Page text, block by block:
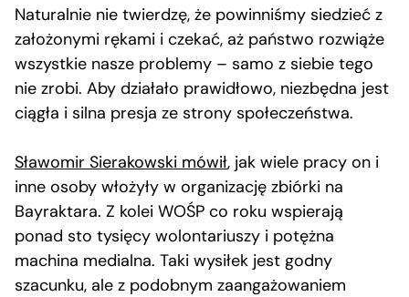
Naturalnie nie twierdzę, że powinniśmy siedzieć z
założonymi rękami i czekać, aż państwo rozwiąże
wszystkie nasze problemy – samo z siebie tego
nie zrobi. Aby działało prawidłowo, niezbędna jest
ciągła i silna presja ze strony społeczeństwa.
Sławomir Sierakowski mówił, jak wiele pracy on i
inne osoby włożyły w organizację zbiórki na
Bayraktara. Z kolei WOŚP co roku wspierają
ponad sto tysięcy wolontariuszy i potężna
machina medialna. Taki wysiłek jest godny
szacunku, ale z podobnym zaangażowaniem